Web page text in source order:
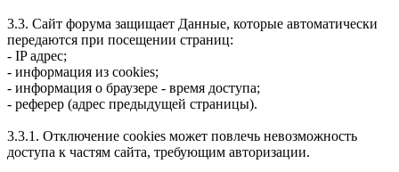
3.3. Сайт форума защищает Данные, которые автоматически
передаются при посещении страниц:
- IP адрес;
- информация из cookies;
- информация о браузере - время доступа;
- реферер (адрес предыдущей страницы).
3.3.1. Отключение cookies может повлечь невозможность
доступа к частям сайта, требующим авторизации.